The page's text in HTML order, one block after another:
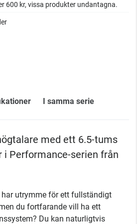
600 kr, vissa produkter undantagna.
I samma serie
med ett 6.5-tums
i Performance-serien från
utrymme för ett fullständigt
du fortfarande vill ha ett
Du kan naturligtvis